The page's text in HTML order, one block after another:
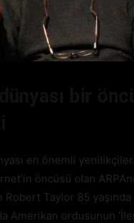
en önemli
öncüsü olan
Robert Taylor 85
Amerikan ordusunun